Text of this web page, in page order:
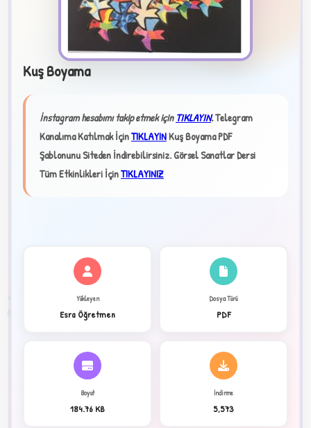
Kuş Boyama
İnstagram hesabımı takip etmek içinTIKLAYIN.Telegram
Kanalıma Katılmak İçinTIKLAYINKuş Boyama PDF
Şablonunu Siteden İndirebilirsiniz.Görsel Sanatlar Dersi
Tüm Etkinlikleri İçinTIKLAYINIZ
Yükleyen
Esra Öğretmen
Dosya Türü
PDF
Boyut
184.76 KB
İndirme
5,573